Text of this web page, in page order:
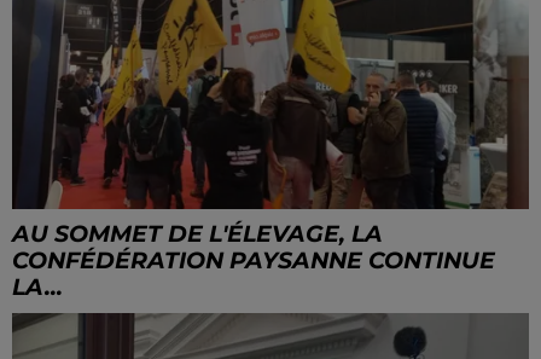
AU SOMMET DE L'ÉLEVAGE, LA
CONFÉDÉRATION PAYSANNE CONTINUE
LA...